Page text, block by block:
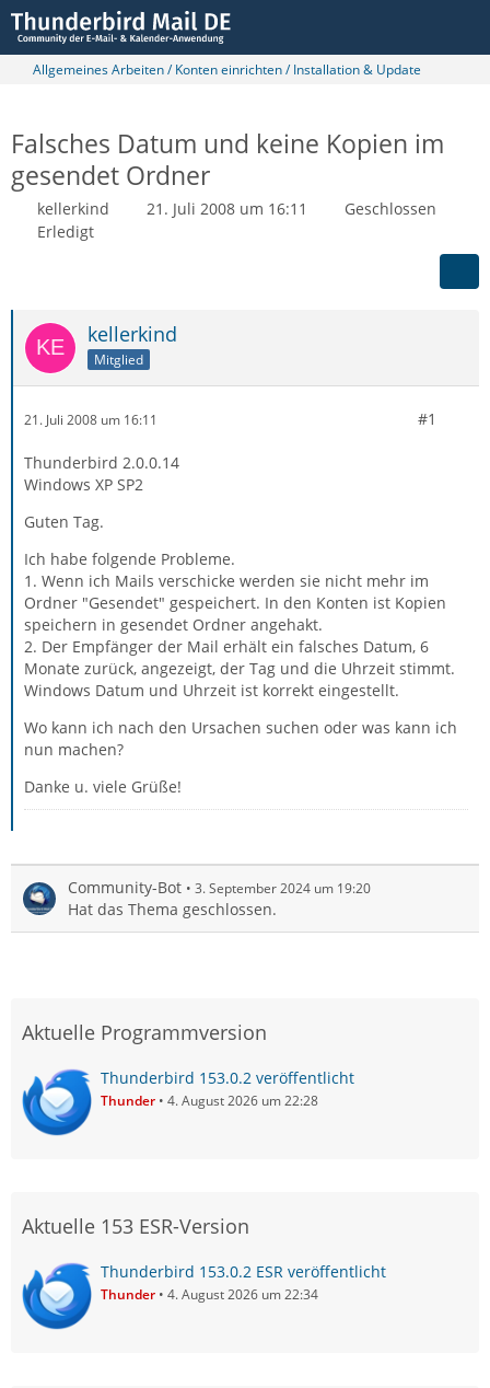
Allgemeines Arbeiten / Konten einrichten / Installation & Update
Falsches Datum und keine Kopien im
gesendet Ordner
kellerkind 21. Juli 2008 um 16:11
Geschlossen
Erledigt
kellerkind
Mitglied
21. Juli 2008 um 16:11 #1
Thunderbird 2.0.0.14
Windows XP SP2
Guten Tag.
Ich habe folgende Probleme.
1. Wenn ich Mails verschicke werden sie nicht mehr im
Ordner "Gesendet" gespeichert. In den Konten ist Kopien
speichern in gesendet Ordner angehakt.
2. Der Empfänger der Mail erhält ein falsches Datum, 6
Monate zurück, angezeigt, der Tag und die Uhrzeit stimmt.
Windows Datum und Uhrzeit ist korrekt eingestellt.
Wo kann ich nach den Ursachen suchen oder was kann ich
nun machen?
Danke u. viele Grüße!
Community-Bot 3. September 2024 um 19:20
Hat das Thema geschlossen.
Aktuelle Programmversion
Thunderbird 153.0.2 veröffentlicht
Thunder 4. August 2026 um 22:28
Aktuelle 153 ESR-Version
Thunderbird 153.0.2 ESR veröffentlicht
Thunder 4. August 2026 um 22:34